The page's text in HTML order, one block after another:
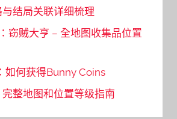
与结局关联详细梳理
窃贼大亨 – 全地图收集品位置
如何获得Bunny Coins
整地图和位置等级指南